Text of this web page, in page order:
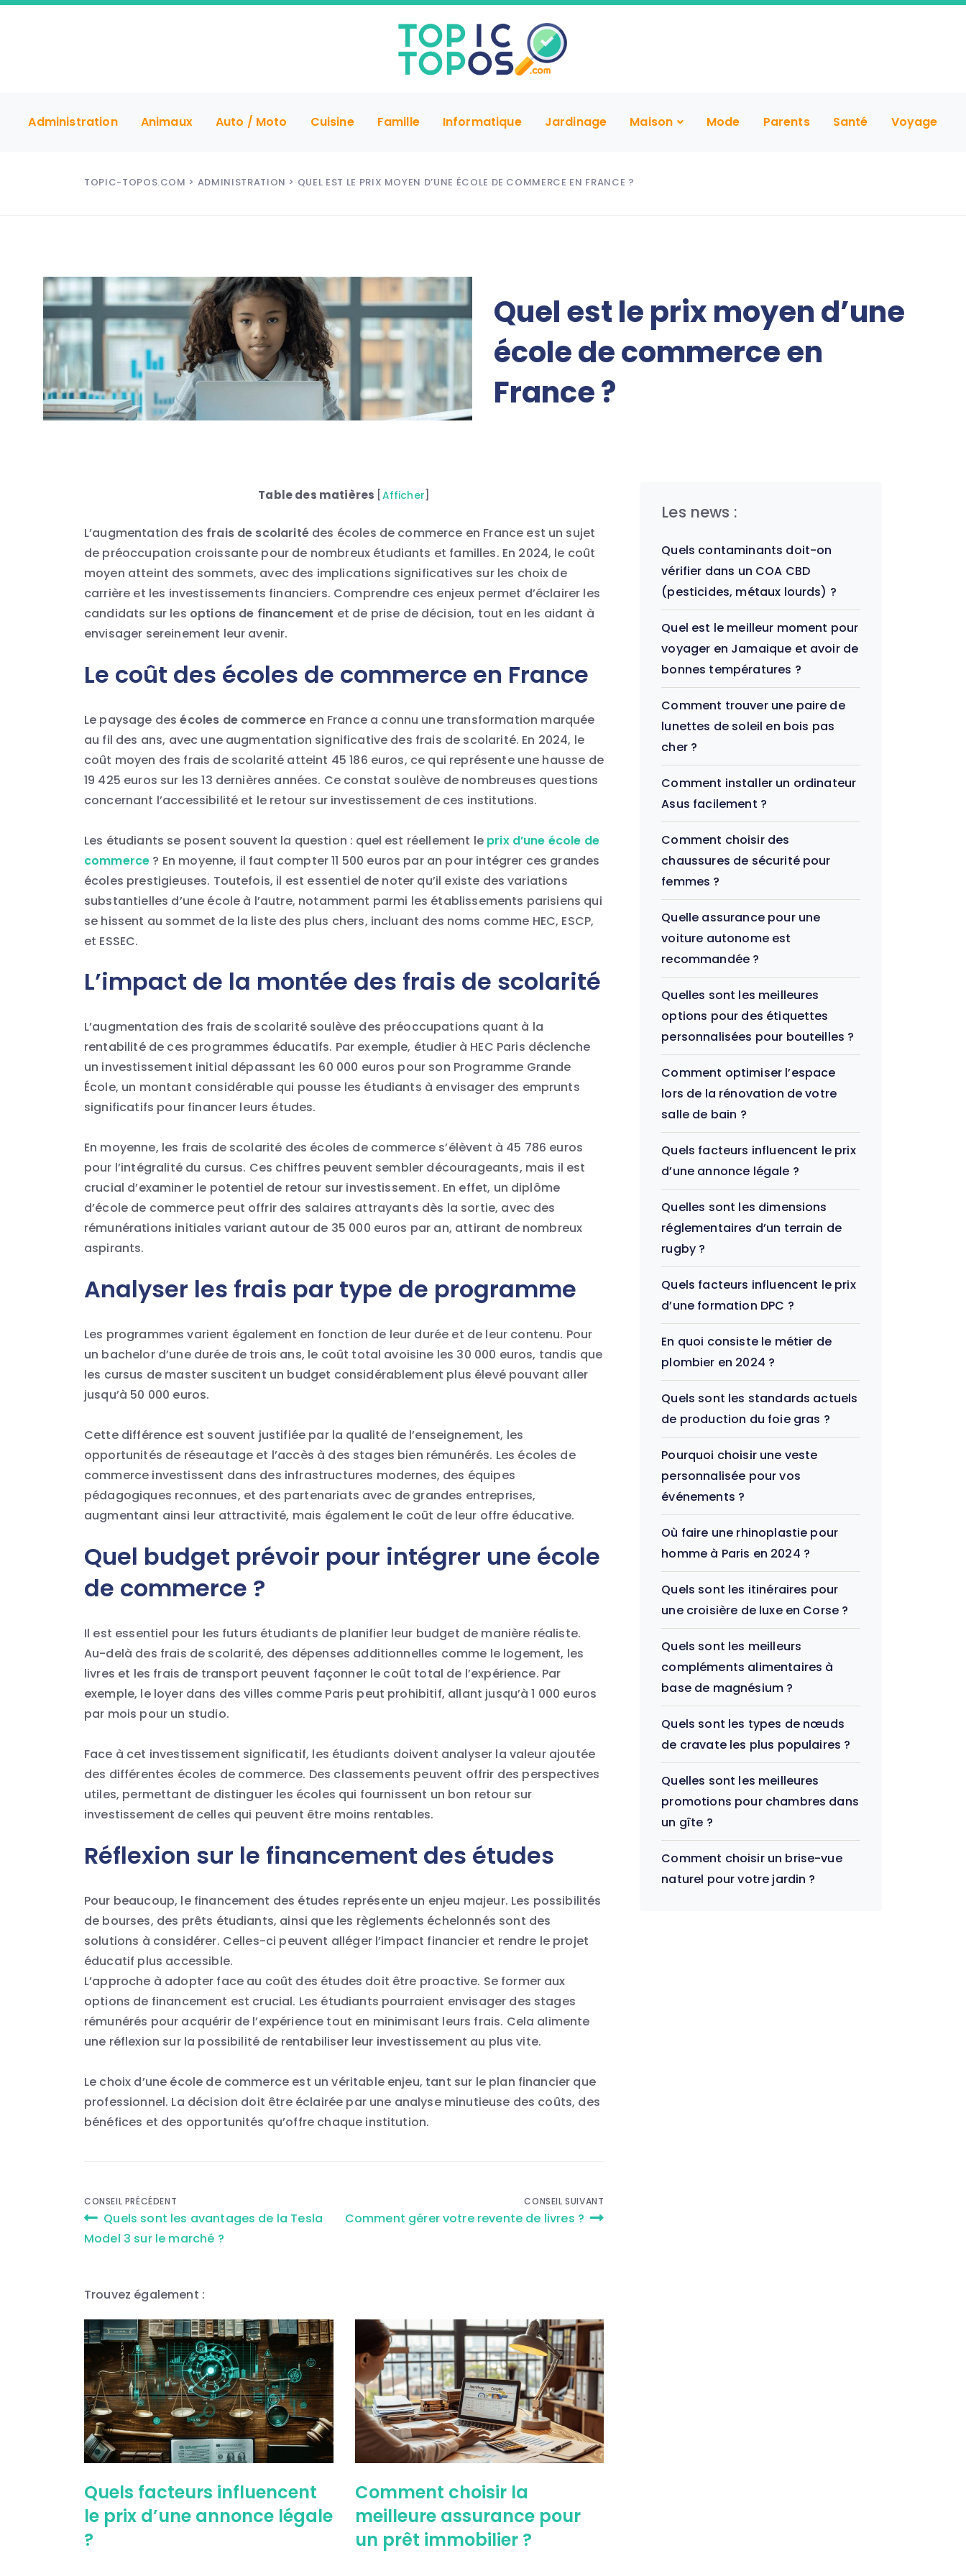
Administration Animaux Auto / Moto Cuisine Famille Informatique Jardinage Maison Mode Parents Santé Voyage
TOPIC-TOPOS.COM > ADMINISTRATION > QUEL EST LE PRIX MOYEN D’UNE ÉCOLE DE COMMERCE EN FRANCE ?
Quel est le prix moyen d’une
école de commerce en
France ?
Table des matières Afficher
L’augmentation des frais de scolaritédes écoles de commerce en France est un sujet
de préoccupation croissante pour de nombreux étudiants et familles. En 2024, le coût
moyen atteint des sommets, avec des implications significatives sur les choix de
carrière et les investissements financiers. Comprendre ces enjeux permet d’éclairer les
candidats sur les options de financement et de prise de décision, tout en les aidant à
envisager sereinement leur avenir.
Le coût des écoles de commerce en France
Le paysage desécoles de commerce en France a connu une transformation marquée
au fil des ans, avec une augmentation significative des frais de scolarité. En 2024, le
coût moyen des frais de scolarité atteint 45 186 euros, ce qui représente une hausse de
19 425 euros sur les 13 dernières années. Ce constat soulève de nombreuses questions
concernant l’accessibilité et le retour sur investissement de ces institutions.
Les étudiants se posent souvent la question : quel est réellement le prix d’une école de
commerce ? En moyenne, il faut compter 11 500 euros par an pour intégrer ces grandes
écoles prestigieuses. Toutefois, il est essentiel de noter qu’il existe des variations
substantielles d’une école à l’autre, notamment parmi les établissements parisiens qui
se hissent au sommet de la liste des plus chers, incluant des noms comme HEC, ESCP,
et ESSEC.
L’impact de la montée des frais de scolarité
L’augmentation des frais de scolarité soulève des préoccupations quant à la
rentabilité de ces programmes éducatifs. Par exemple, étudier à HEC Paris déclenche
un investissement initial dépassant les 60 000 euros pour son Programme Grande
École, un montant considérable qui pousse les étudiants à envisager des emprunts
significatifs pour financer leurs études.
En moyenne, les frais de scolarité des écoles de commerce s’élèvent à 45 786 euros
pour l’intégralité du cursus. Ces chiffres peuvent sembler décourageants, mais il est
crucial d’examiner le potentiel de retour sur investissement. En effet, un diplôme
d’école de commerce peut offrir des salaires attrayants dès la sortie, avec des
rémunérations initiales variant autour de 35 000 euros par an, attirant de nombreux
aspirants.
Analyser les frais par type de programme
Les programmes varient également en fonction de leur durée et de leur contenu. Pour
un bachelor d’une durée de trois ans, le coût total avoisine les 30 000 euros, tandis que
les cursus de master suscitent un budget considérablement plus élevé pouvant aller
jusqu’à 50 000 euros.
Cette différence est souvent justifiée par la qualité de l’enseignement, les
opportunités de réseautage et l’accès à des stages bien rémunérés. Les écoles de
commerce investissent dans des infrastructures modernes, des équipes
pédagogiques reconnues, et des partenariats avec de grandes entreprises,
augmentant ainsi leur attractivité, mais également le coût de leur offre éducative.
Quel budget prévoir pour intégrer une école
de commerce ?
Il est essentiel pour les futurs étudiants de planifier leur budget de manière réaliste.
Au-delà des frais de scolarité, des dépenses additionnelles comme le logement, les
livres et les frais de transport peuvent façonner le coût total de l’expérience. Par
exemple, le loyer dans des villes comme Paris peut prohibitif, allant jusqu’à 1 000 euros
par mois pour un studio.
Face à cet investissement significatif, les étudiants doivent analyser la valeur ajoutée
des différentes écoles de commerce. Des classements peuvent offrir des perspectives
utiles, permettant de distinguer les écoles qui fournissent un bon retour sur
investissement de celles qui peuvent être moins rentables.
Réflexion sur le financement des études
Pour beaucoup, le financement des études représente un enjeu majeur. Les possibilités
de bourses, des prêts étudiants, ainsi que les règlements échelonnés sont des
solutions à considérer. Celles-ci peuvent alléger l’impact financier et rendre le projet
éducatif plus accessible.
L’approche à adopter face au coût des études doit être proactive. Se former aux
options de financement est crucial. Les étudiants pourraient envisager des stages
rémunérés pour acquérir de l’expérience tout en minimisant leurs frais. Cela alimente
une réflexion sur la possibilité de rentabiliser leur investissement au plus vite.
Le choix d’une école de commerce est un véritable enjeu, tant sur le plan financier que
professionnel. La décision doit être éclairée par une analyse minutieuse des coûts, des
bénéfices et des opportunités qu’offre chaque institution.
Navigation
de
CONSEIL PRÉCÉDENT
Quels sont les avantages de la Tesla
Model 3 sur le marché ?
CONSEIL SUIVANT
Comment gérer votre revente de livres ?
Trouvez également :
Quels facteurs influencent
le prix d’une annonce légale
?
Comment choisir la
meilleure assurance pour
un prêt immobilier ?
Les news :
Quels contaminants doit-on
vérifier dans un COA CBD
(pesticides, métaux lourds) ?
Quel est le meilleur moment pour
voyager en Jamaique et avoir de
bonnes températures ?
Comment trouver une paire de
lunettes de soleil en bois pas
cher ?
Comment installer un ordinateur
Asus facilement ?
Comment choisir des
chaussures de sécurité pour
femmes ?
Quelle assurance pour une
voiture autonome est
recommandée ?
Quelles sont les meilleures
options pour des étiquettes
personnalisées pour bouteilles ?
Comment optimiser l’espace
lors de la rénovation de votre
salle de bain ?
Quels facteurs influencent le prix
d’une annonce légale ?
Quelles sont les dimensions
réglementaires d’un terrain de
rugby ?
Quels facteurs influencent le prix
d’une formation DPC ?
En quoi consiste le métier de
plombier en 2024 ?
Quels sont les standards actuels
de production du foie gras ?
Pourquoi choisir une veste
personnalisée pour vos
événements ?
Où faire une rhinoplastie pour
homme à Paris en 2024 ?
Quels sont les itinéraires pour
une croisière de luxe en Corse ?
Quels sont les meilleurs
compléments alimentaires à
base de magnésium ?
Quels sont les types de nœuds
de cravate les plus populaires ?
Quelles sont les meilleures
promotions pour chambres dans
un gîte ?
Comment choisir un brise-vue
naturel pour votre jardin ?